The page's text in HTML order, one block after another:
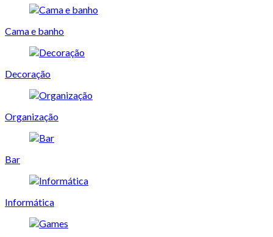
Cama e banho
Decoração
Organização
Bar
Informática